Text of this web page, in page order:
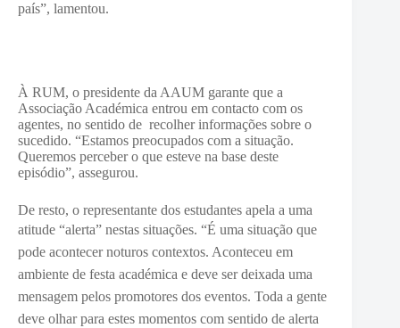
país”, lamentou.
À RUM, o presidente da AAUM garante que a
Associação Académica entrou em contacto com os
agentes, no sentido de recolher informações sobre o
sucedido. “Estamos preocupados com a situação.
Queremos perceber o que esteve na base deste
episódio”, assegurou.
De resto, o representante dos estudantes apela a uma
atitude “alerta” nestas situações. “É uma situação que
pode acontecer noturos contextos. Aconteceu em
ambiente de festa académica e deve ser deixada uma
mensagem pelos promotores dos eventos. Toda a gente
deve olhar para estes momentos com sentido de alerta